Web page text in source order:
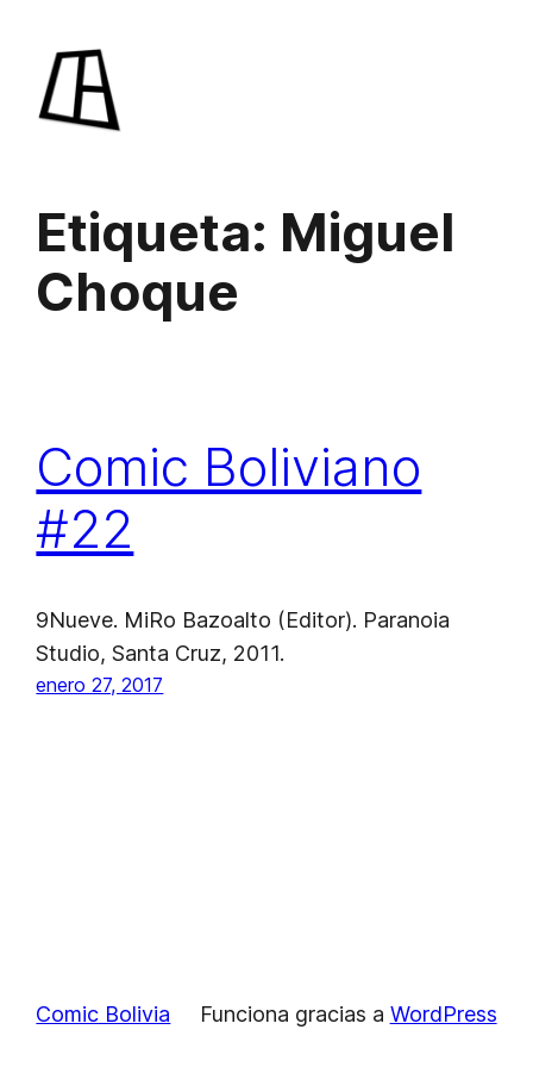
contenido
Etiqueta: Miguel
Choque
Comic Boliviano
#22
9Nueve. MiRo Bazoalto (Editor). Paranoia
Studio, Santa Cruz, 2011.
enero 27, 2017
Comic Bolivia Funciona gracias a WordPress